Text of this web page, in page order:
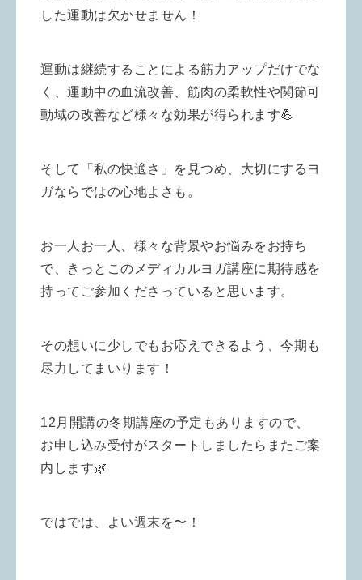
した運動は欠かせません！
運動は継続することによる筋力アップだけでな
く、運動中の血流改善、筋肉の柔軟性や関節可
動域の改善など様々な効果が得られます💪
そして「私の快適さ」を見つめ、大切にするヨ
ガならではの心地よさも。
お一人お一人、様々な背景やお悩みをお持ち
で、きっとこのメディカルヨガ講座に期待感を
持ってご参加くださっていると思います。
その想いに少しでもお応えできるよう、今期も
尽力してまいります！
12月開講の冬期講座の予定もありますので、
お申し込み受付がスタートしましたらまたご案
内します🌿
ではでは、よい週末を〜！